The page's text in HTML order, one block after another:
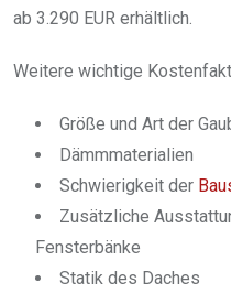
ab 3.290 EUR erhältlich.
Weitere wichtige
Größe und Art der
Dämmmaterialien
Schwierigkeit der
Zusätzliche
Fensterbänke
Statik des Daches